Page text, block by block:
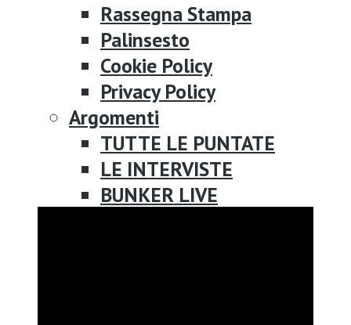
Rassegna Stampa
Palinsesto
Cookie Policy
Privacy Policy
Argomenti
TUTTE LE PUNTATE
LE INTERVISTE
BUNKER LIVE